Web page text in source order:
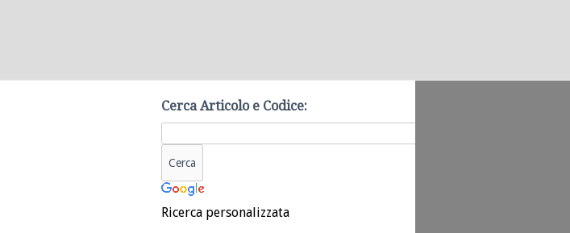
Cerca Articolo e Codice:
Ricerca personalizzata